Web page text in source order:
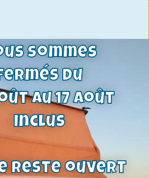
sommes
du
au 17 août
inclus
reste ouvert